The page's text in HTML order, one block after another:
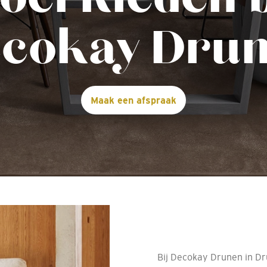
Maak een afspraak
Bij Decokay Drunen in